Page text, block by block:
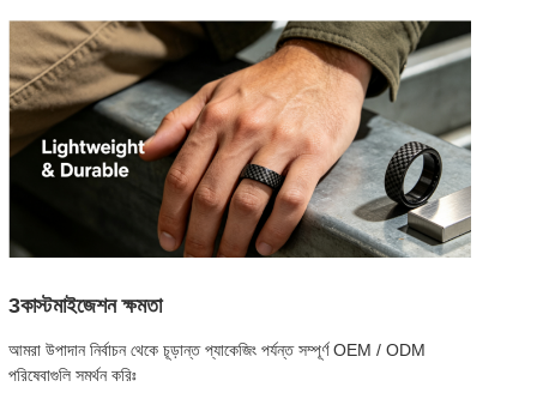
3কাস্টমাইজেশন ক্ষমতা
আমরা উপাদান নির্বাচন থেকে চূড়ান্ত প্যাকেজিং পর্যন্ত সম্পূর্ণ OEM / ODM
পরিষেবাগুলি সমর্থন করিঃ